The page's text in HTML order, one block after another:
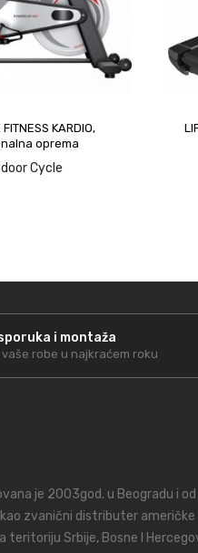
FITNESS KARDIO,
oprema
Cycle
i montaža
robe u najkraćem roku
je 2003god. u Beogradu i od
zvanični distributer američke
teritoriju Srbije, Bosne I